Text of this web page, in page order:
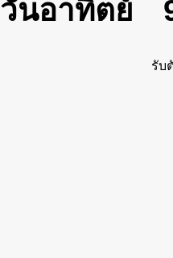
วันอาทิตย์
รับ